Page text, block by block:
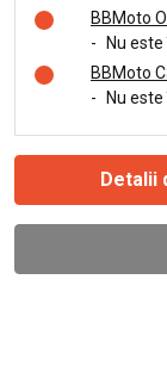
BBMoto
-
Nu
BBMoto
-
Nu
Detalii